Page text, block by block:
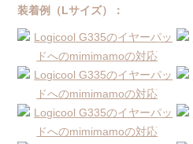
装着例（Lサイズ）：